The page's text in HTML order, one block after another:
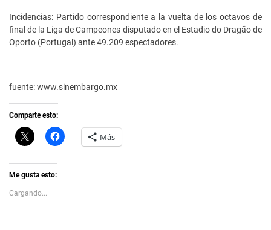
Incidencias: Partido correspondiente a la vuelta de los octavos de
final de la Liga de Campeones disputado en el Estadio do Dragão de
Oporto (Portugal) ante 49.209 espectadores.
fuente: www.sinembargo.mx
Comparte esto:
C
l
k
t
s
h
H
a Más
Me gusta esto:
Cargando...